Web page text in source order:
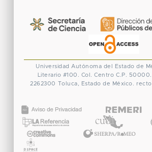
Universidad Autónoma del Estado de
Literario #100. Col. Centro C.P.
2262300 Toluca, Estado de México.